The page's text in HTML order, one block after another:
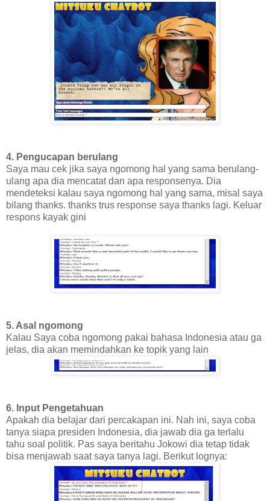
4. Pengucapan berulang
Saya mau cek jika saya ngomong hal yang sama berulang-
ulang apa dia mencatat dan apa responsenya. Dia
mendeteksi kalau saya ngomong hal yang sama, misal saya
bilang thanks. thanks trus response saya thanks lagi. Keluar
respons kayak gini
5. Asal ngomong
Kalau Saya coba ngomong pakai bahasa Indonesia atau ga
jelas, dia akan memindahkan ke topik yang lain
6. Input Pengetahuan
Apakah dia belajar dari percakapan ini. Nah ini, saya coba
tanya siapa presiden Indonesia, dia jawab dia ga terlalu
tahu soal politik. Pas saya beritahu Jokowi dia tetap tidak
bisa menjawab saat saya tanya lagi. Berikut lognya: